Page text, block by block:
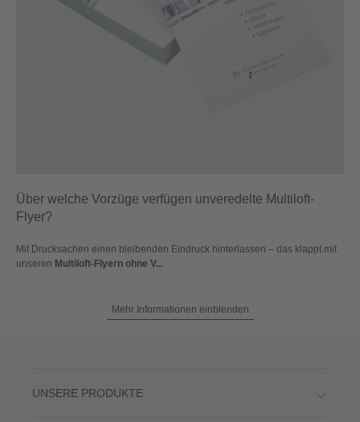
Über welche Vorzüge verfügen unveredelte Multiloft-
Flyer?
Mit Drucksachen einen bleibenden Eindruck hinterlassen – das klappt mit
unseren Multiloft-Flyern ohne V...
Mehr Informationen einblenden
UNSERE PRODUKTE